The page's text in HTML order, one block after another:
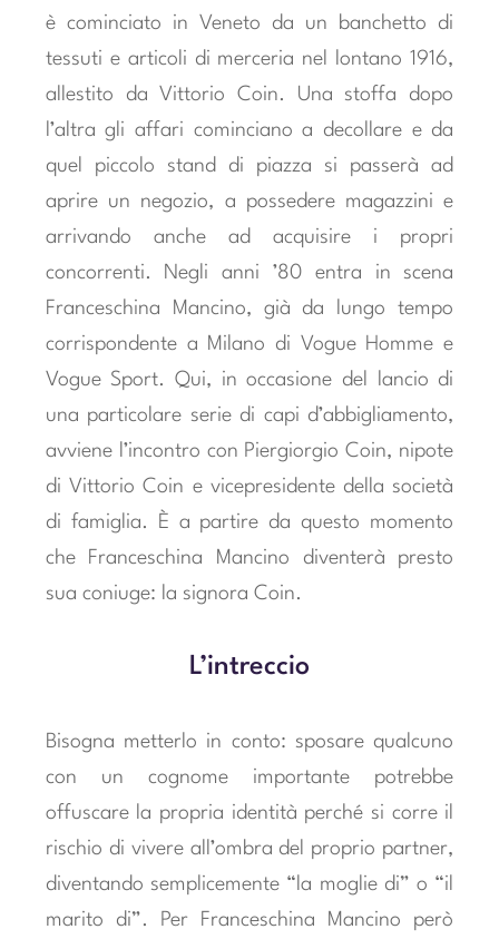
è cominciato in Veneto da un banchetto di
tessuti e articoli di merceria nel lontano 1916,
allestito da Vittorio Coin. Una stoffa dopo
l’altra gli affari cominciano a decollare e da
quel piccolo stand di piazza si passerà ad
aprire un negozio, a possedere magazzini e
arrivando anche ad acquisire i propri
concorrenti. Negli anni ’80 entra in scena
Franceschina Mancino, già da lungo tempo
corrispondente a Milano di Vogue Homme e
Vogue Sport. Qui, in occasione del lancio di
una particolare serie di capi d’abbigliamento,
avviene l’incontro con Piergiorgio Coin, nipote
di Vittorio Coin e vicepresidente della società
di famiglia. È a partire da questo momento
che Franceschina Mancino diventerà presto
sua coniuge: la signora Coin.
L’intreccio
Bisogna metterlo in conto: sposare qualcuno
con un cognome importante potrebbe
offuscare la propria identità perché si corre il
rischio di vivere all’ombra del proprio partner,
diventando semplicemente “la moglie di” o “il
marito di”. Per Franceschina Mancino però